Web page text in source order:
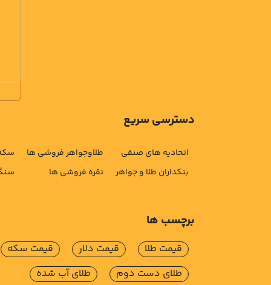
دسترسی سریع
اتحادیه های صنفی
بنکداران طلا و جواهر
طلاوجواهر فروشی ها
نقره فروشی ها
برچسب ها
قیمت طلا قیمت دلار
قیمت سکه
طلای دست دوم
طلای آب شده